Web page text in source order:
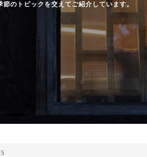
節のトピックを交えてご紹介しています。